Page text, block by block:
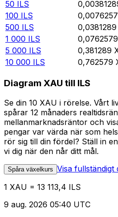
50 ILS
100 ILS
500 ILS 0,0381289
1 000 ILS 0,0762579
5 000 ILS 0,381289
10 000 ILS 0,762579
Diagram XAU till ILS
Se din 10 XAU i rörelse. Vårt
spårar 12 månaders
mellanmarknadsräntor och
pengar var värda när som
rör sig till din fördel? Ställ in
vi dig när den når ditt mål.
Spåra växelkurs Visa fullständigt
1 XAU = 13 113,4 ILS
9 aug. 2026 05:40 UTC